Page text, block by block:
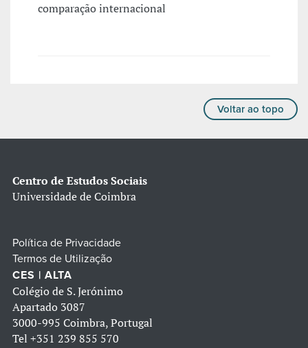
comparação internacional
Voltar ao topo
Centro de Estudos Sociais
Universidade de Coimbra
Política de Privacidade
Termos de Utilização
CES | ALTA
Colégio de S. Jerónimo
Apartado 3087
3000-995 Coimbra, Portugal
Tel +351 239 855 570